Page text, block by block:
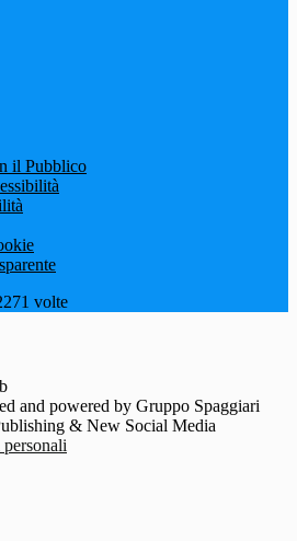
il Pubblico
volte
and powered by Gruppo Spaggiari
& New Social Media